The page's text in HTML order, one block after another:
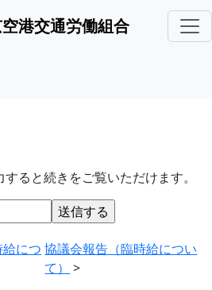
港交通労働組合
ると続きをご覧いただけます。
につ 協議会報告（臨時給につい
て）
>